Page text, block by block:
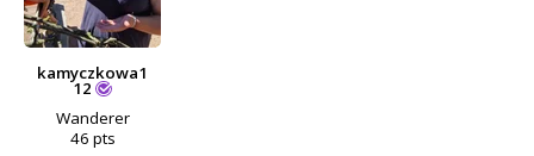
kamyczkowa1
12
Wanderer
46 pts